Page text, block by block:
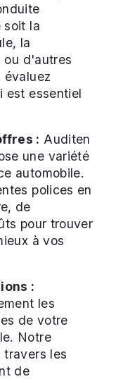
soit la
la
ou d'autres
évaluez
est essentiel
: Auditen
une variété
automobile.
polices en
de
pour trouver
à vos
:
les
de votre
Notre
travers les
de